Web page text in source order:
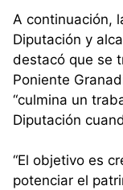
A continuación,
Diputación y
destacó que se
Poniente
“culmina un
Diputación
“El objetivo es
potenciar el